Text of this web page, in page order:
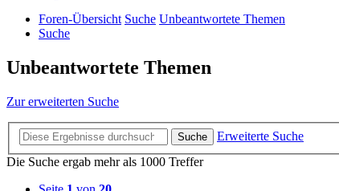
Foren-Übersicht Suche Unbeantwortete Themen
Suche
Unbeantwortete Themen
Zur erweiterten Suche
Suche
Erweiterte Suche
Die Suche ergab mehr als 1000 Treffer